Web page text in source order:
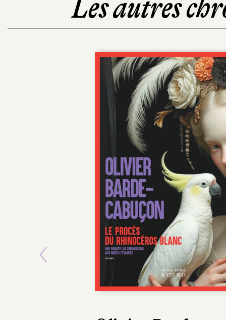
Les autres
Previous